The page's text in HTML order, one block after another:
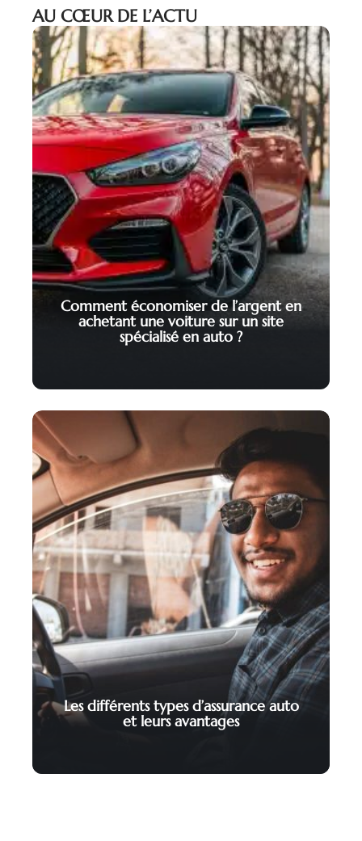
AU CŒUR DE L’ACTU
Comment économiser de l’argent en
achetant une voiture sur un site
spécialisé en auto ?
Les différents types d’assurance auto
et leurs avantages